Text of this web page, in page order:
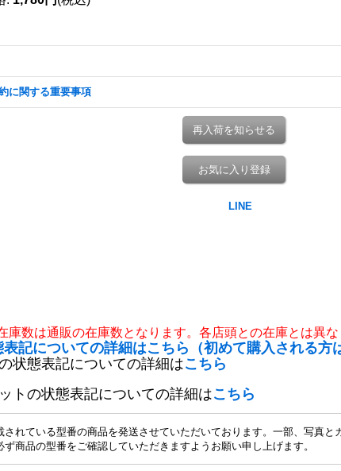
に関する重要事項
再入荷を知らせる
お気に入り登録
庫数は通販の在庫数となります。各店頭との在庫とは異な
記についての詳細はこちら（初めて購入される方
状態表記についての詳細はこちら
トの状態表記についての詳細はこちら
れている型番の商品を発送させていただいております。一部、写真と
ず商品の型番をご確認していただきますようお願い申し上げます。